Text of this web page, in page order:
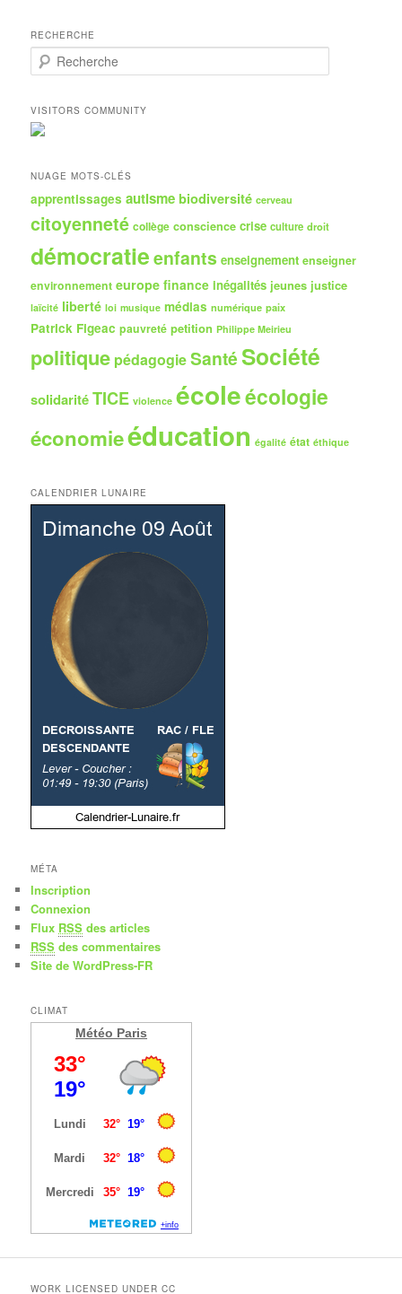
RECHERCHE
e
h
e
r
h
VISITORS COMMUNITY
NUAGE MOTS-CLÉS
apprentissages autisme biodiversité cerveau
citoyenneté collège conscience crise culture droit
démocratieenfants enseignement enseigner
environnement europe finance inégalités jeunes justice
laïcité liberté loi musique médias numérique paix
Patrick Figeac pauvreté petition Philippe Meirieu
politique pédagogieSantéSociété
solidaritéTICE violence écoleécologie
économieéducation égalité état éthique
CALENDRIER LUNAIRE
MÉTA
Inscription
Connexion
Flux RSS des articles
RSS des commentaires
Site de WordPress-FR
CLIMAT
Météo Paris
WORK LICENSED UNDER CC